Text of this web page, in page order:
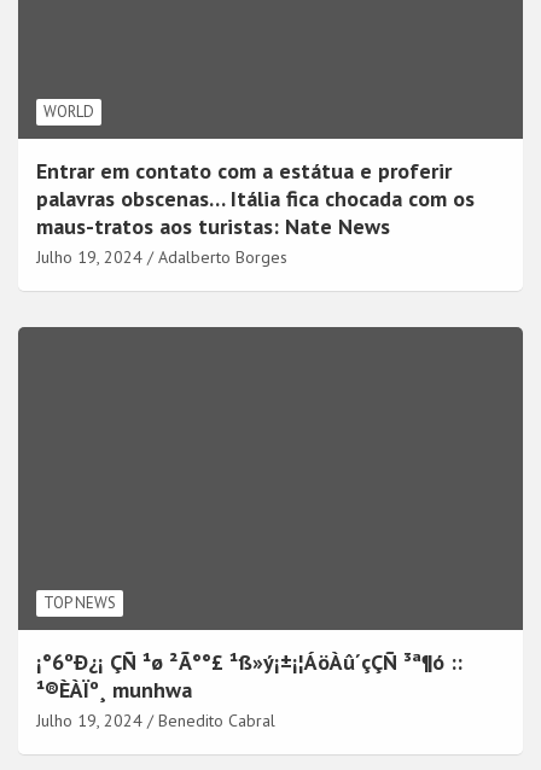
WORLD
Entrar em contato com a estátua e proferir
palavras obscenas… Itália fica chocada com os
maus-tratos aos turistas: Nate News
Julho 19, 2024 Adalberto Borges
TOP NEWS
¡°6ºÐ¿¡ ÇÑ ¹ø ²Ã°°£ ¹ß»ý¡±¡¦ÁöÀû´çÇÑ ³ª¶ó ::
¹®ÈÀÏº¸ munhwa
Julho 19, 2024 Benedito Cabral